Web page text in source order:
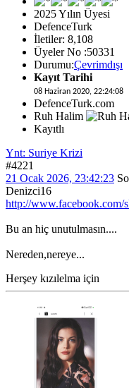
2025 Yılın Üyesi
DefenceTurk
İletiler: 8,108
Üyeler No :50331
Durumu:Çevrimdışı
Kayıt Tarihi
08 Haziran 2020, 22:24:08
DefenceTurk.com
Ruh Halim
Kayıtlı
Ynt: Suriye Krizi
#4221
21 Ocak 2026, 23:42:23
Denizci16
http://www.facebook.com/
Bu an hiç unutulmasın....
Nereden,nereye...
Herşey kızılelma için